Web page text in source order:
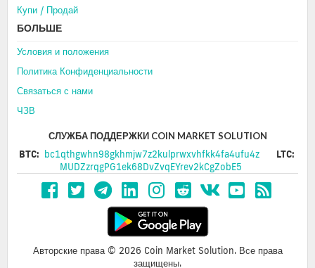
Купи / Продай
БОЛЬШЕ
Условия и положения
Политика Конфиденциальности
Связаться с нами
ЧЗВ
СЛУЖБА ПОДДЕРЖКИ COIN MARKET SOLUTION
BTC:
bc1qthgwhn98gkhmjw7z2kulprwxvhfkk4fa4ufu4z
LTC:
MUDZzrqgPG1ek68DvZvqEYrev2kCgZobE5
Авторские права © 2026 Coin Market Solution. Все права
защищены.